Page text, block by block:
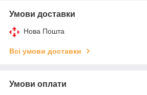
Умови доставки
Нова Пошта
Всі умови доставки
Умови оплати